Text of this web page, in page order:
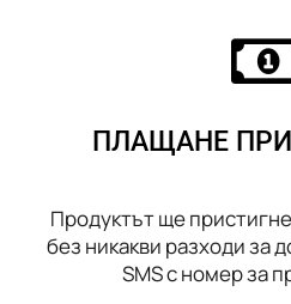
ПЛАЩАНЕ
Продуктът ще
без никакви разходи за
SMS с номер за